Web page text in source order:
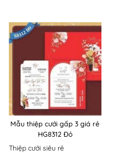
Mẫu thiệp cưới gấp 3 giá rẻ
HG8312 Đỏ
Thiệp cưới siêu rẻ